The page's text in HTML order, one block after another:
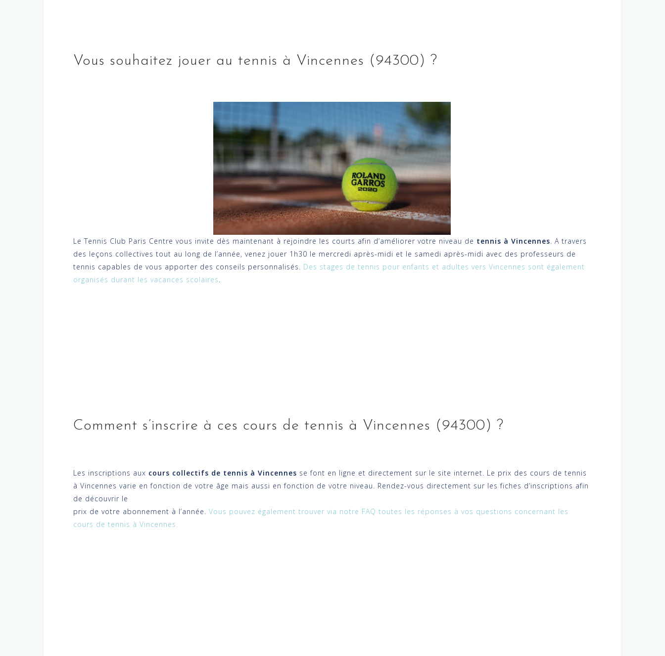
Vous souhaitez jouer au tennis à Vincennes (94300) ?
Le Tennis Club Paris Centre vous invite dès maintenant à rejoindre les courts afin d’améliorer votre niveau de tennis à Vincennes. A travers
des leçons collectives tout au long de l’année, venez jouer 1h30 le mercredi après-midi et le samedi après-midi avec des professeurs de
tennis capables de vous apporter des conseils personnalisés. Des stages de tennis pour enfants et adultes vers Vincennes sont également
organisés durant les vacances scolaires.
Comment s’inscrire à ces cours de tennis à Vincennes (94300) ?
Les inscriptions aux cours collectifs de tennis à Vincennes se font en ligne et directement sur le site internet. Le prix des cours de tennis
à Vincennes varie en fonction de votre âge mais aussi en fonction de votre niveau. Rendez-vous directement sur les fiches d’inscriptions afin
de découvrir le
prix de votre abonnement à l’année. Vous pouvez également trouver via notre FAQ toutes les réponses à vos questions concernant les
cours de tennis à Vincennes.